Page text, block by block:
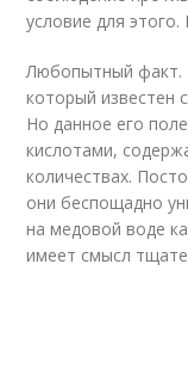
условие для
Любопытный факт.
который известен
Но данное его
кислотами,
количествах.
они беспощадно
на медовой воде
имеет смысл